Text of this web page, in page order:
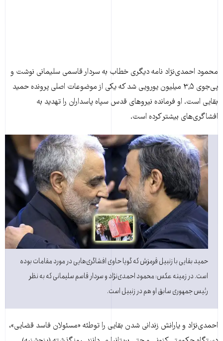
محمود احمدی‌‌نژاد نامه دیگری خطاب به سردار قاسمی سلیمانی نوشت و
پی‌جوی ۳,۵ میلیون یورویی شد که یکی از موضوعات اصلی پرونده حمید
بقایی است. او فرمانده نیروهای قدس سپاه پاسداران را تهدید به
افشاگری‌های بیشتر کرده است.
حمید بقایی با زنبیل قرمزش که گویا حاوی افشاگری‌هایی در مورد مقامات بوده
است. در زمینه عکس: محمود احمدی‌نژاد و سردار قاسم سلیمانی که به نظر
رئیس جمهوری سابق او هم در زنبیل است.
احمدی‌نژاد و یارانش زندانی شدن بقایی را توطئه «مسئولان فاسد قضایی»،